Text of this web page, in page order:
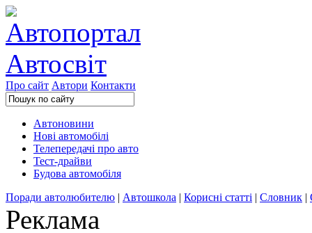
Про сайт Автори Контакти
Автоновини
Нові автомобілі
Телепередачі про авто
Тест-драйви
Будова автомобіля
Поради автолюбителю | Автошкола | Корисні статті | Словник |
Реклама